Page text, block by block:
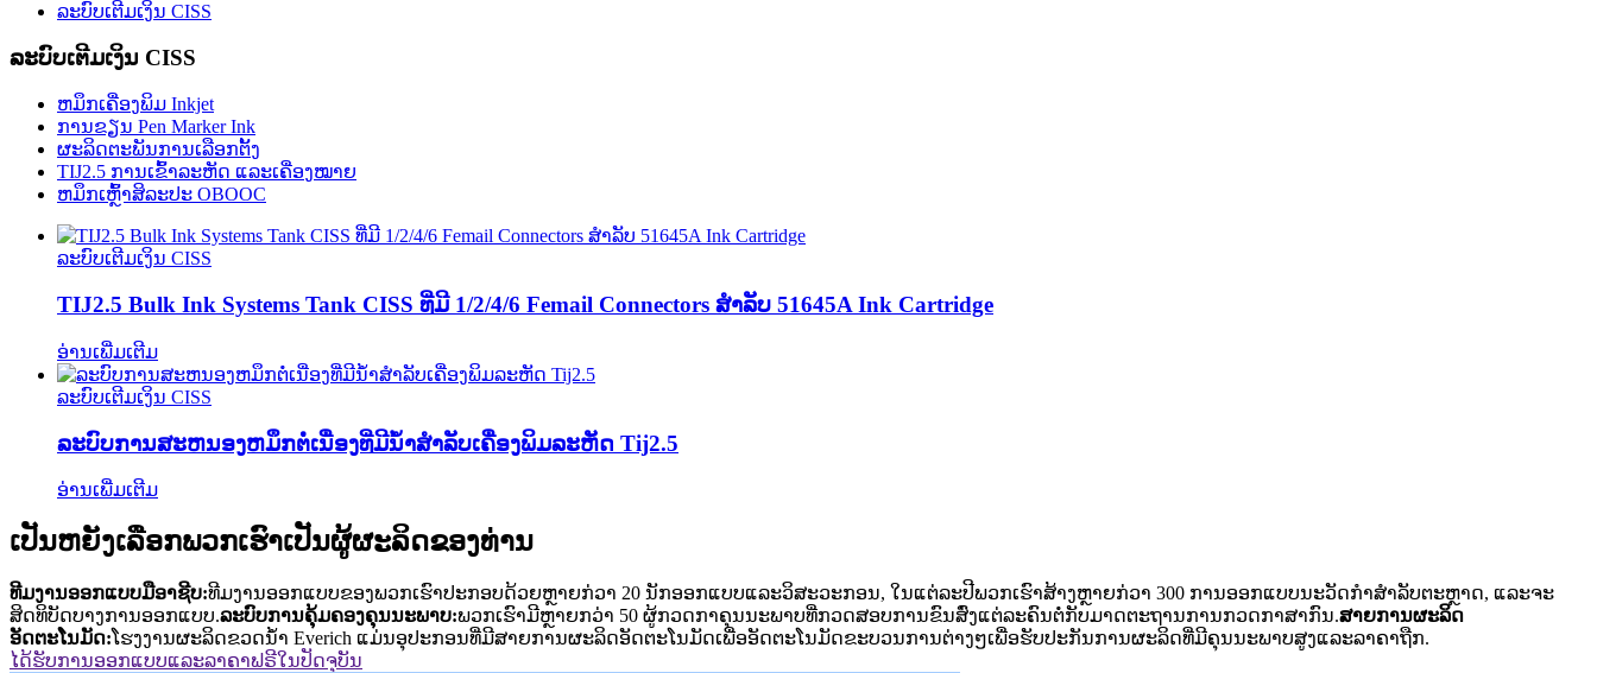
ລະບົບເຕີມເງິນ CISS
ລະບົບເຕີມເງິນ CISS
ຫມຶກເຄື່ອງພິມ Inkjet
ການຂຽນ Pen Marker Ink
ຜະລິດຕະພັນການເລືອກຕັ້ງ
TIJ2.5 ການເຂົ້າລະຫັດ ແລະເຄື່ອງໝາຍ
ຫມຶກເຫຼົ້າສິລະປະ OBOOC
ລະບົບເຕີມເງິນ CISS
TIJ2.5 Bulk Ink Systems Tank CISS ທີ່ມີ 1/2/4/6 Femail Connectors ສໍາລັບ 51645A Ink Cartridge
ອ່ານເພີ່ມເຕີມ
ລະບົບເຕີມເງິນ CISS
ລະບົບການສະຫນອງຫມຶກຕໍ່ເນື່ອງທີ່ມີນ້ໍາສໍາລັບເຄື່ອງພິມລະຫັດ Tij2.5
ອ່ານເພີ່ມເຕີມ
ເປັນຫຍັງເລືອກພວກເຮົາເປັນຜູ້ຜະລິດຂອງທ່ານ
ທີມງານອອກແບບມືອາຊີບ:ທີມງານອອກແບບຂອງພວກເຮົາປະກອບດ້ວຍຫຼາຍກ່ວາ 20 ນັກອອກແບບແລະວິສະວະກອນ, ໃນແຕ່ລະປີພວກເຮົາສ້າງຫຼາຍກ່ວາ 300 ການອອກແບບນະວັດກໍາສໍາລັບຕະຫຼາດ, ແລະຈະ
ສິດທິບັດບາງການອອກແບບ.ລະບົບການຄຸ້ມຄອງຄຸນນະພາບ:ພວກເຮົາມີຫຼາຍກວ່າ 50 ຜູ້ກວດກາຄຸນນະພາບທີ່ກວດສອບການຂົນສົ່ງແຕ່ລະຄົນຕໍ່ກັບມາດຕະຖານການກວດກາສາກົນ.ສາຍການຜະລິດ
ອັດຕະໂນມັດ:ໂຮງງານຜະລິດຂວດນ້ໍາ Everich ແມ່ນອຸປະກອນທີ່ມີສາຍການຜະລິດອັດຕະໂນມັດເພື່ອອັດຕະໂນມັດຂະບວນການຕ່າງໆເພື່ອຮັບປະກັນການຜະລິດທີ່ມີຄຸນນະພາບສູງແລະລາຄາຖືກ.
ໄດ້ຮັບການອອກແບບແລະລາຄາຟຣີໃນປັດຈຸບັນ